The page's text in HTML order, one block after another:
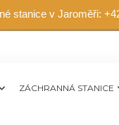
stanice v Jaroměři:
ZÁCHRANNÁ STANICE